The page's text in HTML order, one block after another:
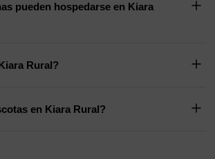
pueden hospedarse en Kiara
Rural?
en Kiara Rural?